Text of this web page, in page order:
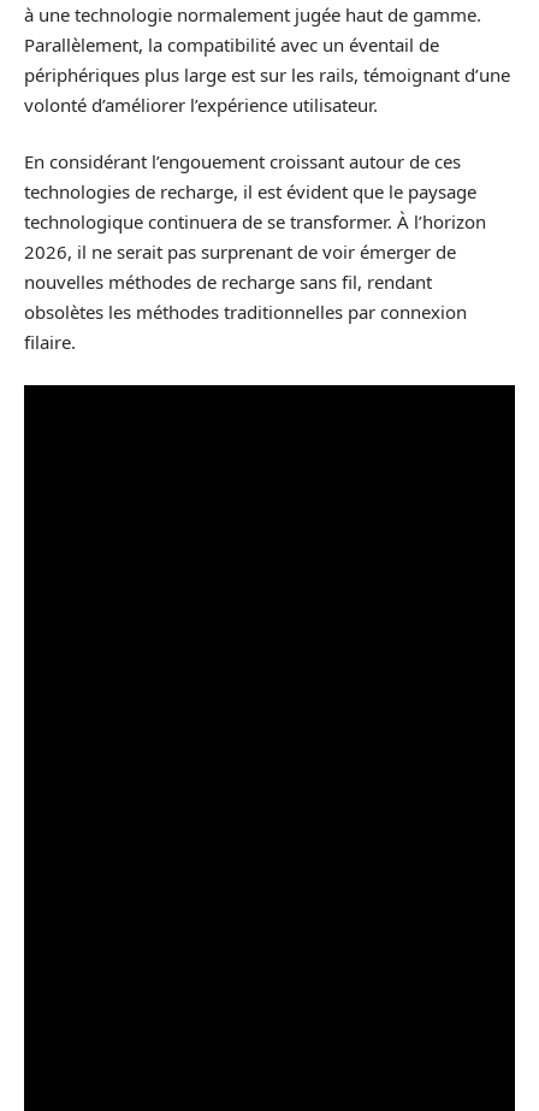
à une technologie normalement jugée haut de gamme.
Parallèlement, la compatibilité avec un éventail de
périphériques plus large est sur les rails, témoignant d’une
volonté d’améliorer l’expérience utilisateur.
En considérant l’engouement croissant autour de ces
technologies de recharge, il est évident que le paysage
technologique continuera de se transformer. À l’horizon
2026, il ne serait pas surprenant de voir émerger de
nouvelles méthodes de recharge sans fil, rendant
obsolètes les méthodes traditionnelles par connexion
filaire.